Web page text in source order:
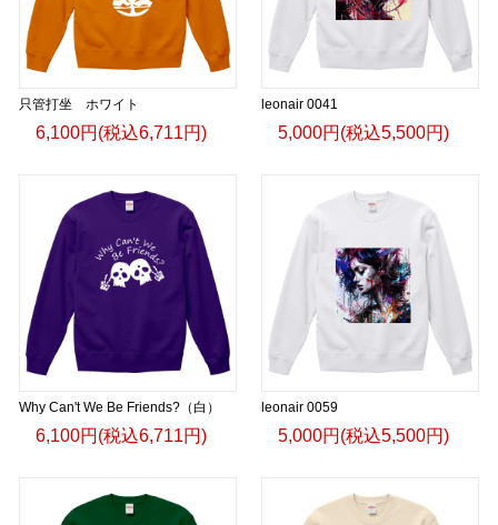
只管打坐 ホワイト
6,100円(税込6,711円)
leonair 0041
5,000円(税込5,500円)
Why Can't We Be Friends?（白）
6,100円(税込6,711円)
leonair 0059
5,000円(税込5,500円)